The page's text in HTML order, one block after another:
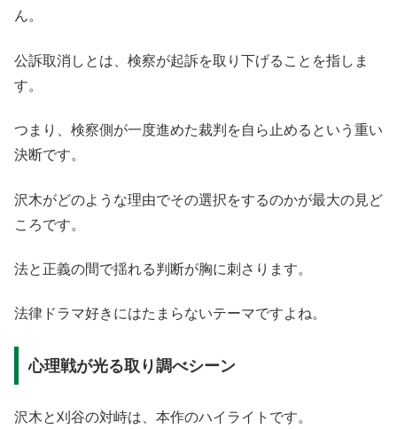
ん。
公訴取消しとは、検察が起訴を取り下げることを指しま
す。
つまり、検察側が一度進めた裁判を自ら止めるという重い
決断です。
沢木がどのような理由でその選択をするのかが最大の見ど
ころです。
法と正義の間で揺れる判断が胸に刺さります。
法律ドラマ好きにはたまらないテーマですよね。
心理戦が光る取り調べシーン
沢木と刈谷の対峙は、本作のハイライトです。